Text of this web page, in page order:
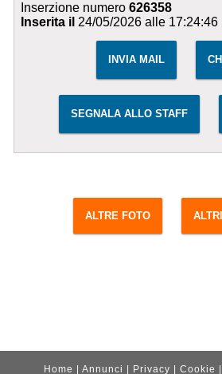
Inserzione numero626358
Inserita il 24/05/2026 alle 17:24:46
INVIA MAIL
SEGNALA ALLO STAFF
ALTRE FOTO
Home Annunci Privacy Cookie